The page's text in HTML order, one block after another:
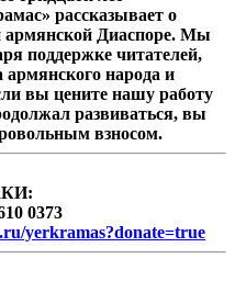
рассказывает о
армянской Диаспоре. Мы
поддержке читателей,
армянского народа и
вы цените нашу работу
развиваться, вы
взносом.
0373
yerkramas?donate=true